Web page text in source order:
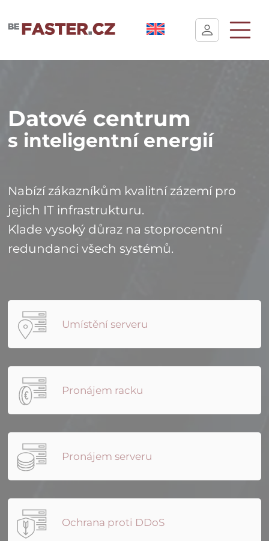
Datové centrum
s inteligentní energií
Nabízí zákazníkům kvalitní zázemí pro
jejich IT infrastrukturu.
Klade vysoký důraz na stoprocentní
redundanci všech systémů.
Umístění serveru
Pronájem racku
Pronájem serveru
Ochrana proti DDoS